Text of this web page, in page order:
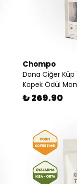
Chompo
Dana Ciğer Küp
Köpek Ödül
₺ 269.90